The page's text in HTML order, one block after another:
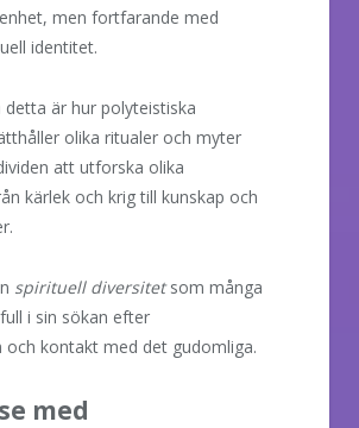
men fortfarande med
identitet.
detta är hur polyteistiska
olika ritualer och myter
att utforska olika
kärlek och krig till kunskap och
spirituell diversitetsom många
i sin sökan efter
och kontakt med det gudomliga.
med